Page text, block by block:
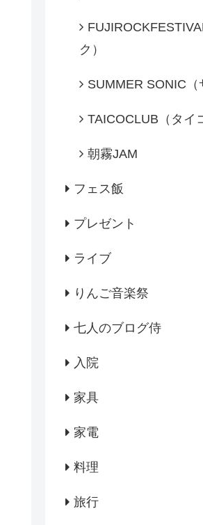
ク）
SUMMER SONIC（
TAICOCLUB（タイ
朝霧JAM
フェス飯
プレゼント
ライブ
りんご音楽祭
七人のブログ侍
入院
家具
家電
料理
旅行